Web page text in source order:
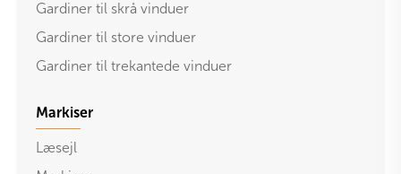
Gardiner til skrå vinduer
Gardiner til store vinduer
Gardiner til trekantede vinduer
Markiser
Læsejl